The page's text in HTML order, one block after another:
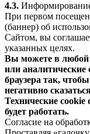
4.3.
При первом
(баннер) об
Сайтом, вы
указанных целях.
Вы можете в любой
или аналитические
браузера так,
негативно
Технические
будет работать.
Согласие на